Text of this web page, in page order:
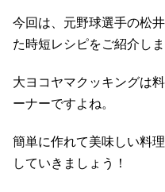
今回は、元野球選手の松
た時短レシピをご紹介し
大ヨコヤマクッキングは
ーナーですよね。
簡単に作れて美味しい料
していきましょう！